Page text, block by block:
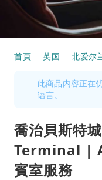
首頁 英国 北爱尔
此商品内容正在
语言。
喬治貝斯特
Terminal |
賓室服務